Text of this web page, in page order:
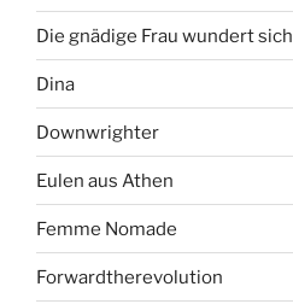
Die gnädige Frau wundert sich
Dina
Downwrighter
Eulen aus Athen
Femme Nomade
Forwardtherevolution